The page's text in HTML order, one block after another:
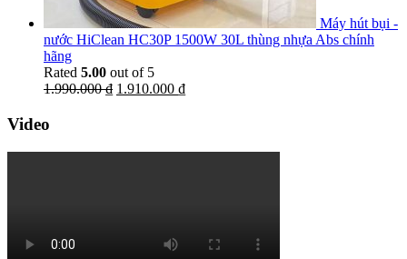
Máy hút bụi -
nước HiClean HC30P 1500W 30L thùng nhựa Abs chính
hãng
Rated 5.00 out of 5
1.990.000₫ 1.910.000 ₫
Video